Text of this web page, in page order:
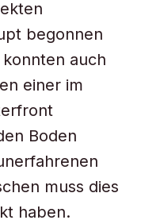
begonnen
auch
einer im
Boden
muss dies
haben.